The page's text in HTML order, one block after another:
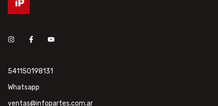
541150198131
Whatsapp
ventas@infopartes.com.ar